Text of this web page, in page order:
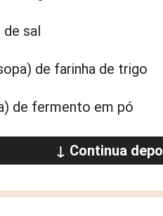
sal
de farinha de trigo
de fermento em pó
↓ Continua